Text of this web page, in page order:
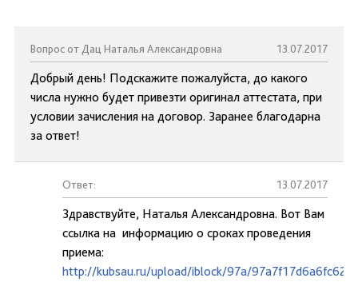
Вопрос от Дац Наталья Александровна 13.07.2017
Добрый день! Подскажите пожалуйста, до какого
числа нужно будет привезти оригинал аттестата, при
условии зачисления на договор. Заранее благодарна
за ответ!
Ответ: 13.07.2017
Здравствуйте, Наталья Александровна. Вот Вам
ссылка на информацию о сроках проведения
приема:
http://kubsau.ru/upload/iblock/97a/